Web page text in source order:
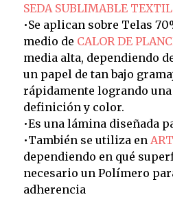
SEDA SUBLIMABLE TEXTIL
•Se aplican sobre Telas
medio de CALOR DE
media alta, dependiendo
un papel de tan bajo
rápidamente logrando
definición y color.
•Es una lámina diseñada
•También se utiliza en
dependiendo en qué
necesario un Polímero
adherencia